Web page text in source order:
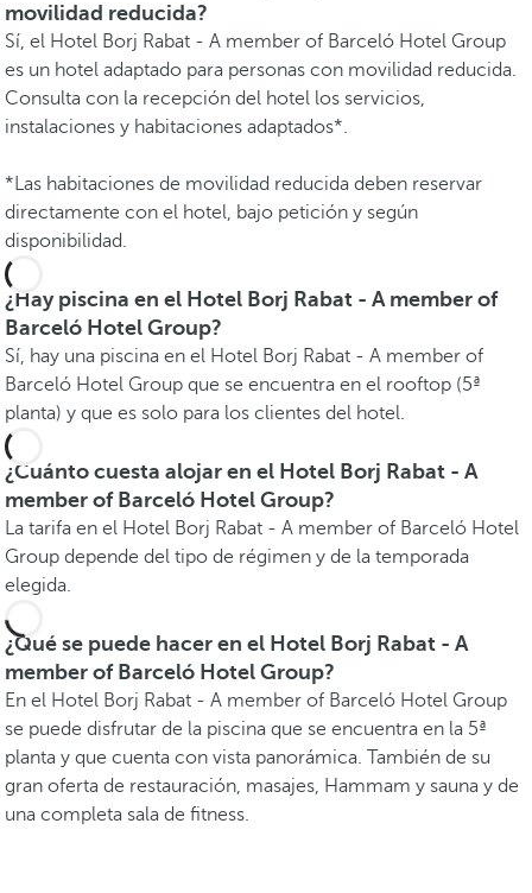
movilidad reducida?
Sí, el Hotel Borj Rabat - A member of Barceló Hotel Group
es un hotel adaptado para personas con movilidad reducida.
Consulta con la recepción del hotel los servicios,
instalaciones y habitaciones adaptados*.
*Las habitaciones de movilidad reducida deben reservar
directamente con el hotel, bajo petición y según
disponibilidad.
¿Hay piscina en el Hotel Borj Rabat - A member of
Barceló Hotel Group?
Sí, hay una piscina en el Hotel Borj Rabat - A member of
Barceló Hotel Group que se encuentra en el rooftop (5ª
planta) y que es solo para los clientes del hotel.
¿Cuánto cuesta alojar en el Hotel Borj Rabat - A
member of Barceló Hotel Group?
La tarifa en el Hotel Borj Rabat - A member of Barceló Hotel
Group depende del tipo de régimen y de la temporada
elegida.
¿Qué se puede hacer en el Hotel Borj Rabat - A
member of Barceló Hotel Group?
En el Hotel Borj Rabat - A member of Barceló Hotel Group
se puede disfrutar de la piscina que se encuentra en la 5ª
planta y que cuenta con vista panorámica. También de su
gran oferta de restauración, masajes, Hammam y sauna y de
una completa sala de fitness.